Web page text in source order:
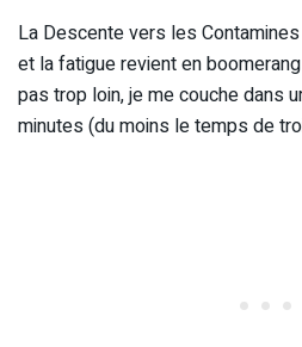
La Descente vers les
et la fatigue revient en
pas trop loin, je me couche dans
minutes (du moins le temps de